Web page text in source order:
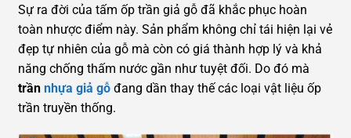
Sự ra đời của tấm ốp trần giả gỗ đã khắc phục hoàn
toàn nhược điểm này. Sản phẩm không chỉ tái hiện lại vẻ
đẹp tự nhiên của gỗ mà còn có giá thành hợp lý và khả
năng chống thấm nước gần như tuyệt đối. Do đó mà
trần nhựa giả gỗ đang dần thay thế các loại vật liệu ốp
trần truyền thống.